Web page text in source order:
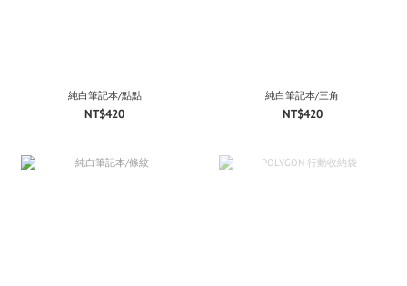
純白筆記本/點點
NT$420
純白筆記本/三角
NT$420